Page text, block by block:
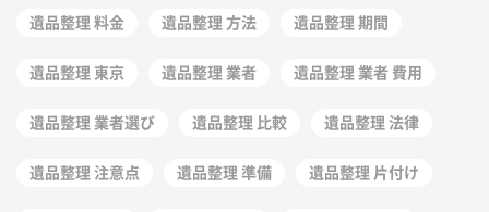
遺品整理 料金 遺品整理 方法 遺品整理 期間
遺品整理 東京 遺品整理 業者 遺品整理 業者 費用
遺品整理 業者選び 遺品整理 比較 遺品整理 法律
遺品整理 注意点 遺品整理 準備 遺品整理 片付け